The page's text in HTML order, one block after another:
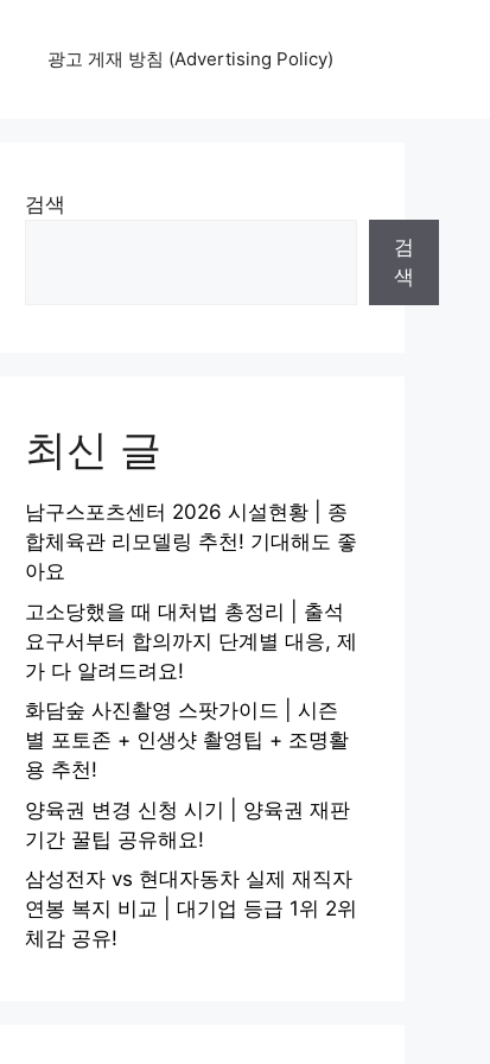
광고 게재 방침 (Advertising Policy)
검색
검
색
최신 글
남구스포츠센터 2026 시설현황 | 종
합체육관 리모델링 추천! 기대해도 좋
아요
고소당했을 때 대처법 총정리 | 출석
요구서부터 합의까지 단계별 대응, 제
가 다 알려드려요!
화담숲 사진촬영 스팟가이드 | 시즌
별 포토존 + 인생샷 촬영팁 + 조명활
용 추천!
양육권 변경 신청 시기 | 양육권 재판
기간 꿀팁 공유해요!
삼성전자 vs 현대자동차 실제 재직자
연봉 복지 비교 | 대기업 등급 1위 2위
체감 공유!